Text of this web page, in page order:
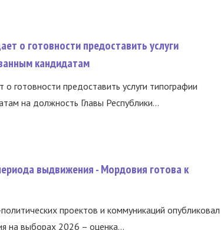
о готовности предоставить услуги
кандидатам
готовности предоставить услуги типографии
на должность Главы Республики...
выдвижения - Мордовия готова к
проектов и коммуникаций опубликовал
на выборах 2026 – оценка...